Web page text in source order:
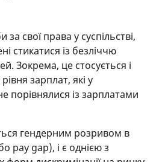
свої права у суспільстві,
стикатися із безліччю
Зокрема, це стосується і
зарплат, які у
порівнялися із зарплатами
гендерним розривом в
pay gap), і є однією з